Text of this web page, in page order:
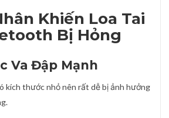
Khiến Loa Tai
Bị Hỏng
Va Đập Mạnh
kích thước nhỏ nên rất dễ bị ảnh hưởng